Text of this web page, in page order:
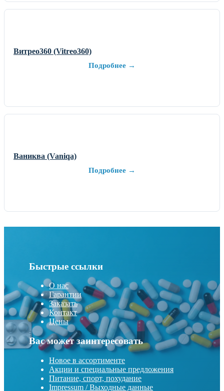
Витрео360 (Vitreo360)
Подробнее →
Ваниква (Vaniqa)
Подробнее →
Быстрые ссылки
О нас
Гарантии
Заказать
Контакт
Цены
Вас может заинтересовать
Новое в ассортименте
Акции и специальные предложения
Питание, спорт, похудание
Impressum / Выходные данные